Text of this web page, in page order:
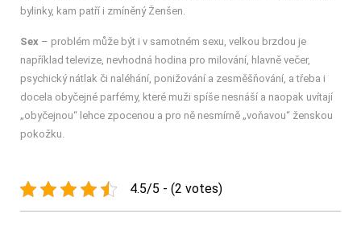
bylinky, kam patří i zmíněný Ženšen.
Sex – problém může být i v samotném sexu, velkou brzdou je
například televize, nevhodná hodina pro milování, hlavně večer,
psychický nátlak či naléhání, ponižování a zesměšňování, a třeba i
docela obyčejné parfémy, které muži spíše nesnáší a naopak uvítají
„obyčejnou“ lehce zpocenou a pro ně nesmírně „voňavou“ ženskou
pokožku.
4.5/5 - (2 votes)